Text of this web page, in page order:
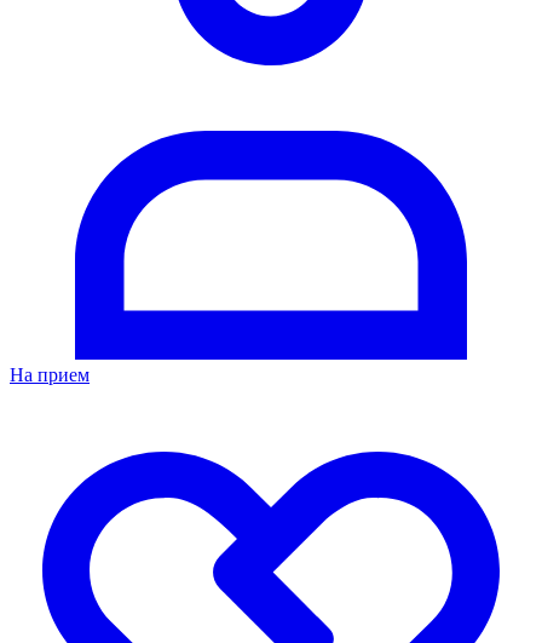
На прием